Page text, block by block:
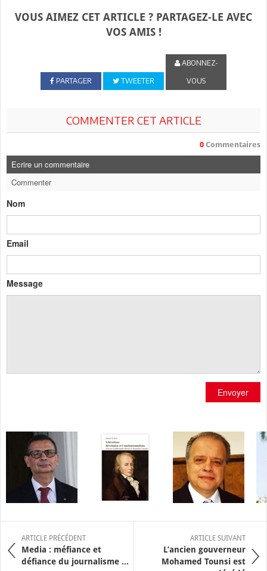
VOUS AIMEZ CET ARTICLE ? PARTAGEZ-LE AVEC
VOS AMIS !
PARTAGER TWEETER
ABONNEZ-
VOUS
COMMENTER CET ARTICLE
0 Commentaires
Ecrire un commentaire
Commenter
Nom
Email
Message
Envoyer
ARTICLE PRÉCÉDENT
Media : méfiance et
défiance du journalisme ...
ARTICLE SUIVANT
L’ancien gouverneur
Mohamed Tounsi est